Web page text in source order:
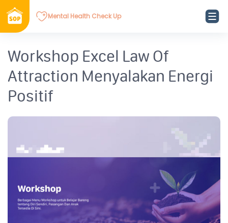
Mental Health Check Up
Workshop Excel Law Of
Attraction Menyalakan Energi
Positif